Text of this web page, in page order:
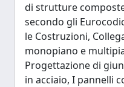
di strutture
secondo gli
le Costruzioni,
monopiano e
Progettazione di
in acciaio, I pannelli